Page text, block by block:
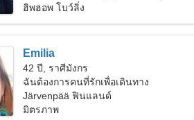
ฮิพฮอพ โบว์ลิ่ง
Emilia
42 ปี, ราศีมังกร
ฉันต้องการคนที่รักเพื่อเดินทาง
Järvenpää ฟินแลนด์
มิตรภาพ